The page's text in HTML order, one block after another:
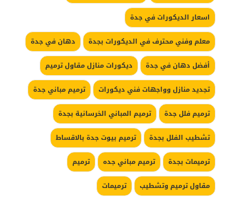
اسعار الديكورات في جدة
معلم وفني محترف في الديكورات بجدة
دهان في جدة
أفضل دهان في جدة
ديكورات منازل مقاول ترميم
تجديد منازل وواجهات فني ديكورات
ترميم مباني جدة
ترميم فلل جدة
ترميم المباني الخرسانية بجدة
تشطيب الفلل بجدة
ترميم بيوت جدة بالاقساط
ترميمات بجدة
ترميم مباني جده
ترميم
مقاول ترميم وتشطيب
ترميمات